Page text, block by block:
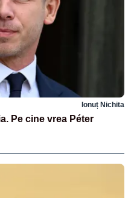
Ionuț Nichita
Pe cine vrea Péter